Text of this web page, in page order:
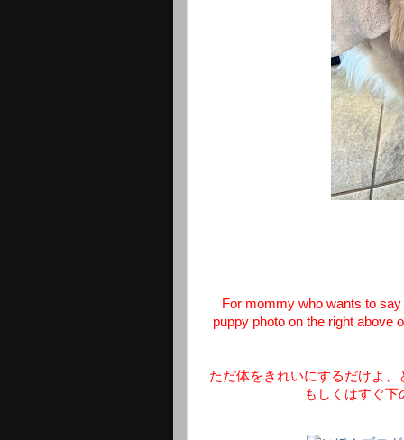
For mommy who wants to
puppy photo on the right above
ただ体をきれいにするだけよ
もしくはすぐ